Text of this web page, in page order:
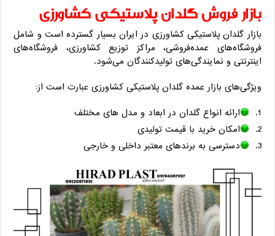
بازار فروش گلدان پلاستیکی کشاورزی
بازار گلدان پلاستیکی کشاورزی در ایران بسیار گسترده است و شامل
فروشگاه‌های عمده‌فروشی، مراکز توزیع کشاورزی، فروشگاه‌های
اینترنتی و نمایندگی‌های تولیدکنندگان می‌شود.
ویژگی‌های بازار عمده گلدان پلاستیکی کشاورزی عبارت است از:
ارائه انواع گلدان در ابعاد و مدل های مختلف
امکان خرید با قیمت تولیدی
دسترسی به برندهای معتبر داخلی و خارجی